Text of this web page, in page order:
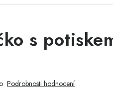
s
Podrobnosti hodnocení